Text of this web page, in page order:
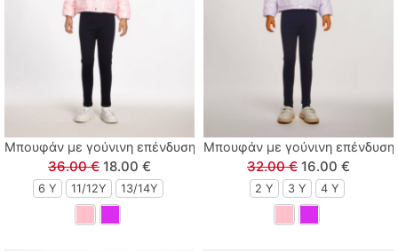
Μπουφάν με γούνινη επένδυση, κουκούλα και mermaid εφέ
36.00 € 18.00 €
6 Y 11/12Y 13/14Y
Μπουφάν με γούνινη
32.00 € 16.00 €
2 Y 3 Y 4 Y
Polo Club
Queen Fashion
Real Brand
Sarah Chole